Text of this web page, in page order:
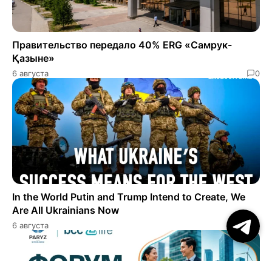
Правительство передало 40% ERG «Самрук-
Қазыне»
6 августа 0
In the World Putin and Trump Intend to Create, We
Are All Ukrainians Now
6 августа 0